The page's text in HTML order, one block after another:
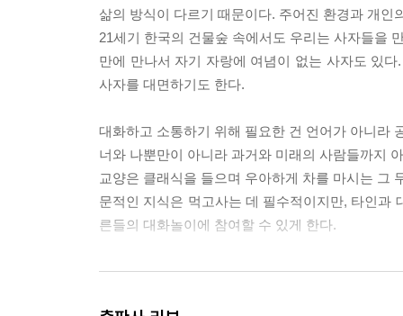
삶의 방식이 다르기 때문이다. 주어진 환경과 개
21세기 한국의 건물숲 속에서도 우리는 사자들을
만에 만나서 자기 자랑에 여념이 없는 사자도 있
사자를 대면하기도 한다.
대화하고 소통하기 위해 필요한 건 언어가 아니라
너와 나뿐만이 아니라 과거와 미래의 사람들까지
교양은 클래식을 들으며 우아하게 차를 마시는 그
문적인 지식은 먹고사는 데 필수적이지만, 타인과
른들의 대화놀이에 참여할 수 있게 한다.